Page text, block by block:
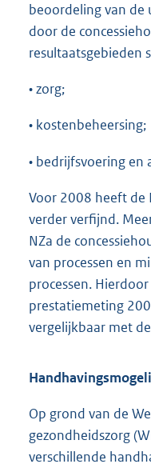
beoordeling van de
door de
resultaatsgebieden
• zorg;
• kostenbeheersing;
• bedrijfsvoering en
Voor 2008 heeft de
verder verfijnd.
NZa de
van processen en
processen.
prestatiemeting
vergelijkbaar met
Op grond van de
gezondheidszorg
verschillende